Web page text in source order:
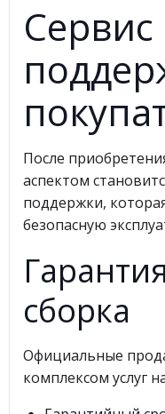
Сервис
После
аспектом
поддержки,
безопасную
сборка
Официальные
комплексом услуг